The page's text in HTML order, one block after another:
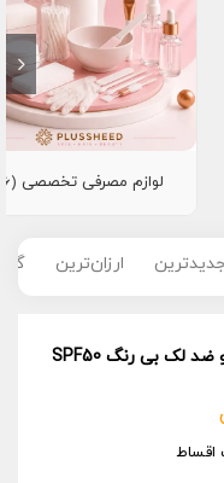
لوازم مصرفی تخصصی (16)
ارزان‌ترین
کرم ضد آفتاب و ضد لک بی رنگ SPF50
اقساط